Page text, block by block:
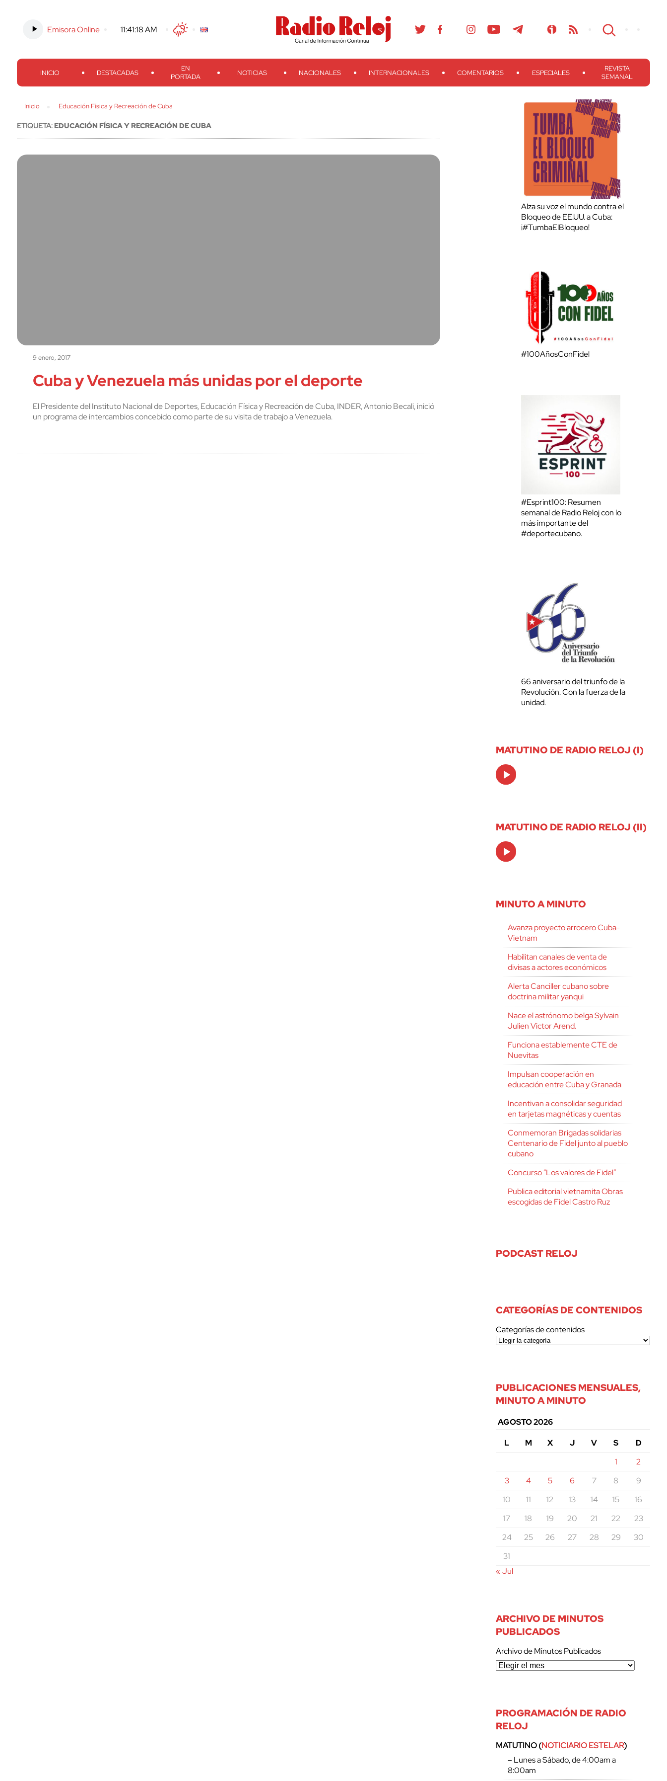
Emisora Online 11:41:18 AM TwitterFacebook
Threads
Instagram TelegramTeveo Ivoox RSS Search
INICIO DESTACADAS
EN
PORTADA
NOTICIAS NACIONALES INTERNACIONALES COMENTARIOS ESPECIALES
REVISTA
SEMANAL
Inicio Educación Física y Recreación de Cuba
ETIQUETA:EDUCACIÓN FÍSICA Y RECREACIÓN DE CUBA
9 enero, 2017
Cuba y Venezuela más unidas por el deporte
El Presidente del Instituto Nacional de Deportes, Educación Física y Recreación de Cuba, INDER, Antonio Becali, inició
un programa de intercambios concebido como parte de su visita de trabajo a Venezuela.
Alza su voz el mundo contra el
Bloqueo de EE.UU. a Cuba:
¡#TumbaElBloqueo!
#100AñosConFidel
#Esprint100: Resumen
semanal de Radio Reloj con lo
más importante del
#deportecubano.
66 aniversario del triunfo de la
Revolución. Con la fuerza de la
unidad.
MATUTINO DE RADIO RELOJ (I)
Audio
Player
MATUTINO DE RADIO RELOJ (II)
Audio
Player
MINUTO A MINUTO
Avanza proyecto arrocero Cuba-
Vietnam
Habilitan canales de venta de
divisas a actores económicos
Alerta Canciller cubano sobre
doctrina militar yanqui
Nace el astrónomo belga Sylvain
Julien Victor Arend.
Funciona establemente CTE de
Nuevitas
Impulsan cooperación en
educación entre Cuba y Granada
Incentivan a consolidar seguridad
en tarjetas magnéticas y cuentas
Conmemoran Brigadas solidarias
Centenario de Fidel junto al pueblo
cubano
Concurso “Los valores de Fidel”
Publica editorial vietnamita Obras
escogidas de Fidel Castro Ruz
PODCAST RELOJ
CATEGORÍAS DE CONTENIDOS
Categorías de contenidos
PUBLICACIONES MENSUALES,
MINUTO A MINUTO
AGOSTO 2026
L
M X J V S
D
1
2
3
4 5 6 7 8
9
10
11 12 13 14 15
16
17
18 19 20 21 22
23
24
25 26 27 28 29
30
31
« Jul
ARCHIVO DE MINUTOS
PUBLICADOS
Archivo de Minutos Publicados
PROGRAMACIÓN DE RADIO
RELOJ
MATUTINO (NOTICIARIO ESTELAR)
– Lunes a Sábado, de 4:00am a
8:00am